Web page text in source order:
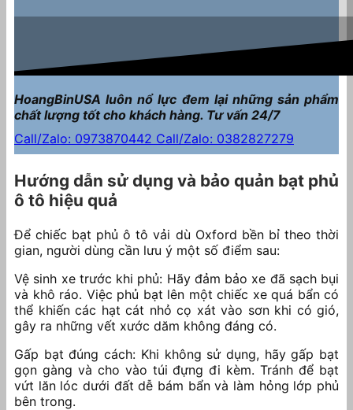
HoangBinUSA luôn nổ lực đem lại những sản phẩm
chất lượng tốt cho khách hàng. Tư vấn 24/7
Call/Zalo: 0973870442 Call/Zalo: 0382827279
Hướng dẫn sử dụng và bảo quản bạt phủ
ô tô hiệu quả
Để chiếc bạt phủ ô tô vải dù Oxford bền bỉ theo thời
gian, người dùng cần lưu ý một số điểm sau:
Vệ sinh xe trước khi phủ: Hãy đảm bảo xe đã sạch bụi
và khô ráo. Việc phủ bạt lên một chiếc xe quá bẩn có
thể khiến các hạt cát nhỏ cọ xát vào sơn khi có gió,
gây ra những vết xước dăm không đáng có.
Gấp bạt đúng cách: Khi không sử dụng, hãy gấp bạt
gọn gàng và cho vào túi đựng đi kèm. Tránh để bạt
vứt lăn lóc dưới đất dễ bám bẩn và làm hỏng lớp phủ
bên trong.